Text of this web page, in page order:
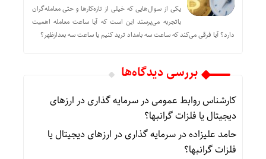
یکی از سوال‌هایی که خیلی از تازه‌کارها و حتی معامله‌گران
باتجربه می‌پرسند این است که آیا ساعت معامله اهمیت
دارد؟ آیا فرقی می‌کند که ساعت سه بامداد ترید کنیم یا ساعت سه بعدازظهر؟
بررسی دیدگاه‌ها
کارشناس روابط عمومیدرسرمایه گذاری در ارزهای
دیجیتال یا فلزات گرانبها؟
حامد علیزادهدرسرمایه گذاری در ارزهای دیجیتال یا
فلزات گرانبها؟